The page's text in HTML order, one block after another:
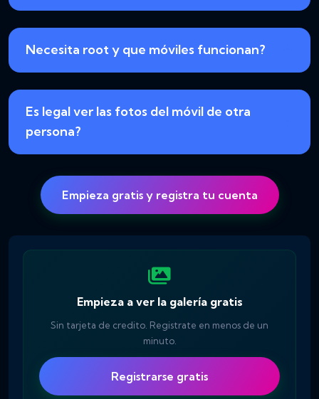
Necesita root y que móviles funcionan?
Es legal ver las fotos del móvil de otra
persona?
Empieza gratis y registra tu cuenta
Empieza a ver la galería gratis
Sin tarjeta de credito. Registrate en menos de un
minuto.
Registrarse gratis